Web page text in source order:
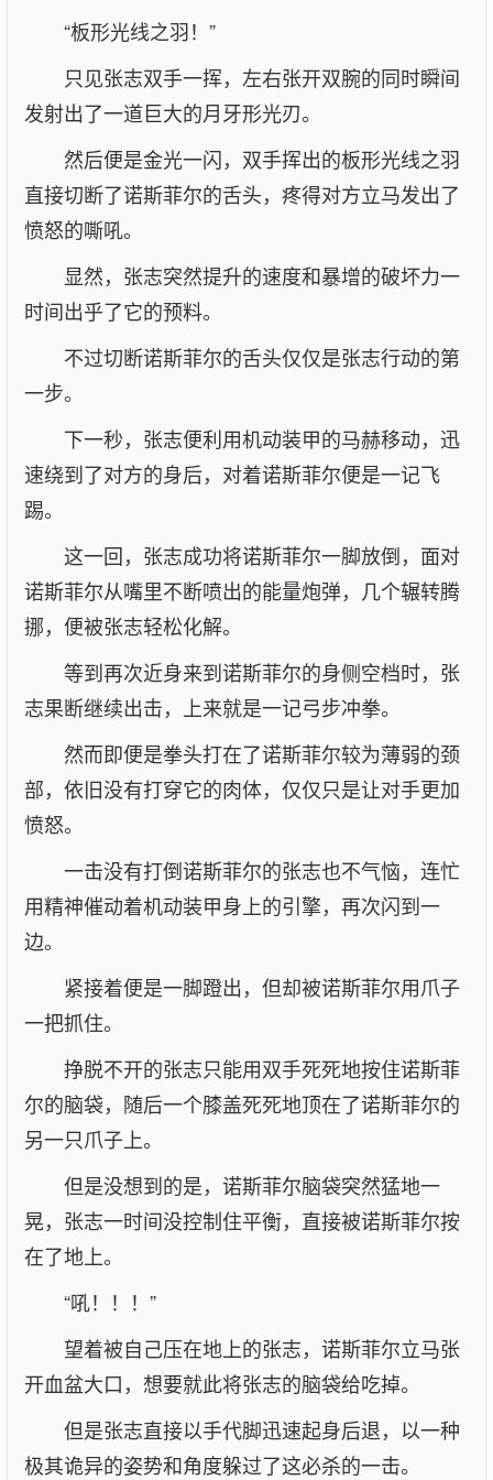
“板形光线之羽！”
只见张志双手一挥，左右张开双腕的同时瞬间
发射出了一道巨大的月牙形光刃。
然后便是金光一闪，双手挥出的板形光线之羽
直接切断了诺斯菲尔的舌头，疼得对方立马发出了
愤怒的嘶吼。
显然，张志突然提升的速度和暴增的破坏力一
时间出乎了它的预料。
不过切断诺斯菲尔的舌头仅仅是张志行动的第
一步。
下一秒，张志便利用机动装甲的马赫移动，迅
速绕到了对方的身后，对着诺斯菲尔便是一记飞
踢。
这一回，张志成功将诺斯菲尔一脚放倒，面对
诺斯菲尔从嘴里不断喷出的能量炮弹，几个辗转腾
挪，便被张志轻松化解。
等到再次近身来到诺斯菲尔的身侧空档时，张
志果断继续出击，上来就是一记弓步冲拳。
然而即便是拳头打在了诺斯菲尔较为薄弱的颈
部，依旧没有打穿它的肉体，仅仅只是让对手更加
愤怒。
一击没有打倒诺斯菲尔的张志也不气恼，连忙
用精神催动着机动装甲身上的引擎，再次闪到一
边。
紧接着便是一脚蹬出，但却被诺斯菲尔用爪子
一把抓住。
挣脱不开的张志只能用双手死死地按住诺斯菲
尔的脑袋，随后一个膝盖死死地顶在了诺斯菲尔的
另一只爪子上。
但是没想到的是，诺斯菲尔脑袋突然猛地一
晃，张志一时间没控制住平衡，直接被诺斯菲尔按
在了地上。
“吼！！！”
望着被自己压在地上的张志，诺斯菲尔立马张
开血盆大口，想要就此将张志的脑袋给吃掉。
但是张志直接以手代脚迅速起身后退，以一种
极其诡异的姿势和角度躲过了这必杀的一击。